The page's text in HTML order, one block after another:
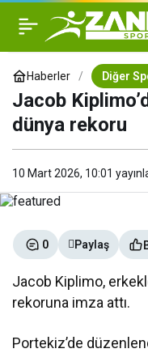
Haberler Diğer
Jacob
dünya rekoru
10 Mart 2026, 10:01
0 Paylaş
Jacob Kiplimo,
rekoruna imza attı.
Portekiz’de
Jacob Kiplimo’dan yarı
maratonda dünya